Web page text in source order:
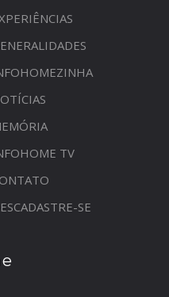
TV
SE